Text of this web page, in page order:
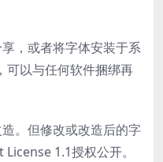
，或者将字体安装于系
可以与任何软件捆绑再
。但修改或改造后的字
1.1授权公开。